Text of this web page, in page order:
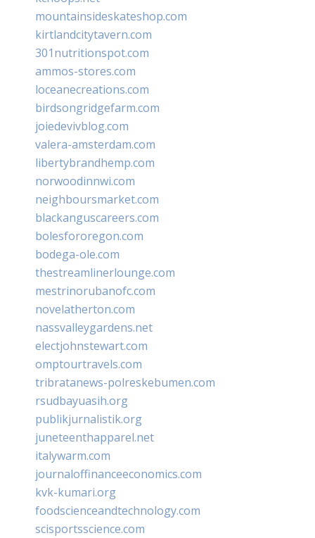
mountainsideskateshop.com
kirtlandcitytavern.com
301nutritionspot.com
ammos-stores.com
loceanecreations.com
birdsongridgefarm.com
joiedevivblog.com
valera-amsterdam.com
libertybrandhemp.com
norwoodinnwi.com
neighboursmarket.com
blackanguscareers.com
bolesfororegon.com
bodega-ole.com
thestreamlinerlounge.com
mestrinorubanofc.com
novelatherton.com
nassvalleygardens.net
electjohnstewart.com
omptourtravels.com
tribratanews-polreskebumen.com
rsudbayuasih.org
publikjurnalistik.org
juneteenthapparel.net
italywarm.com
journaloffinanceeconomics.com
kvk-kumari.org
foodscienceandtechnology.com
scisportsscience.com